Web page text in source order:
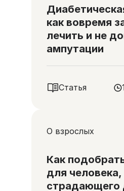
как вовремя
лечить и не
ампутации
Статья
О взрослых
Как
для человека,
страдающего